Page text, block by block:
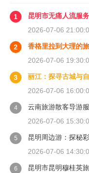
1
昆明市无痛人流服
2026-07-06
2
香格里拉到大理的
2026-07-06
3
丽江：探寻古城与
2026-07-06
4
云南旅游散客导游
2026-07-06
5
昆明周边游：探秘
2026-07-06
6
昆明市昆明穆桂英